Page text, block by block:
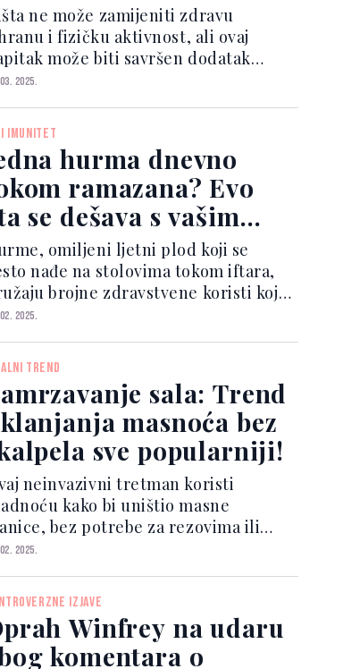
ne može zamijeniti zdravu
i fizičku aktivnost, ali ovaj
može biti savršen dodatak
rutini, pomažući vam da ubrzate
za samo tri dana. Napravite
napitak koristeć...
2025.
IMUNITET
hurma dnevno
ramazana? Evo
se dešava s vašim
omiljeni ljetni plod koji se
nađe na stolovima tokom iftara,
brojne zdravstvene koristi koje
osjetiti svaki dan posta. Ove male,
koji brzo podižu energiju, što
nak...
2025.
TREND
sala: Trend
masnoća bez
sve popularniji!
neinvazivni tretman koristi
kako bi uništio masne
bez potrebe za rezovima ili
oporavkom. Idealna je za masne
ili podbratku. Postupak
primjenu hladnog
2025.
IZJAVE
Winfrey na udaru
komentara o